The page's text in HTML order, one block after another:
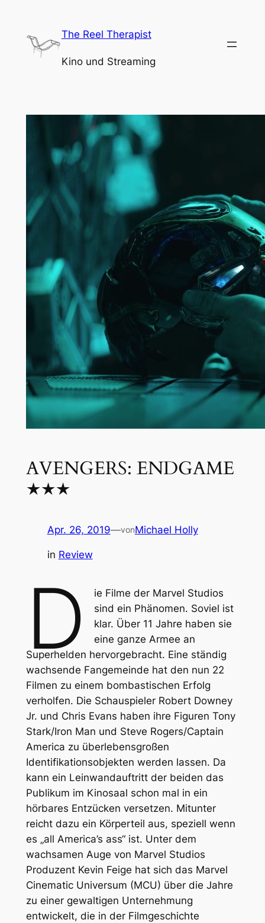
springen
The Reel Therapist
Kino und Streaming
AVENGERS: ENDGAME
★★★
Apr. 26, 2019—vonMichael Holly
in Review
D
ie Filme der Marvel Studios
sind ein Phänomen. Soviel ist
klar. Über 11 Jahre haben sie
eine ganze Armee an
Superhelden hervorgebracht. Eine ständig
wachsende Fangemeinde hat den nun 22
Filmen zu einem bombastischen Erfolg
verholfen. Die Schauspieler Robert Downey
Jr. und Chris Evans haben ihre Figuren Tony
Stark/Iron Man und Steve Rogers/Captain
America zu überlebensgroßen
Identifikationsobjekten werden lassen. Da
kann ein Leinwandauftritt der beiden das
Publikum im Kinosaal schon mal in ein
hörbares Entzücken versetzen. Mitunter
reicht dazu ein Körperteil aus, speziell wenn
es „all America’s ass“ ist. Unter dem
wachsamen Auge von Marvel Studios
Produzent Kevin Feige hat sich das Marvel
Cinematic Universum (MCU) über die Jahre
zu einer gewaltigen Unternehmung
entwickelt, die in der Filmgeschichte